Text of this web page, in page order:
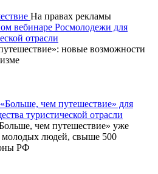
На правах рекламы
вебинаре Росмолодежи для
отрасли
новые возможности
чем путешествие» для
туристической отрасли
чем путешествие» уже
молодых людей, свыше 500
РФ